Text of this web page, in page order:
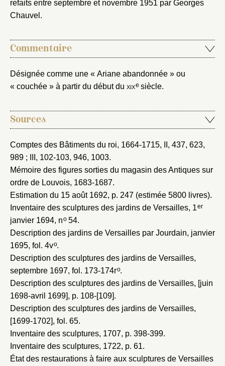
refaits entre septembre et novembre 1951 par Georges
Chauvel.
Commentaire
Désignée comme une « Ariane abandonnée » ou
« couchée » à partir du début du xixe siècle.
Sources
Comptes des Bâtiments du roi, 1664-1715, II, 437, 623,
989 ; III, 102-103, 946, 1003.
Mémoire des figures sorties du magasin des Antiques sur
ordre de Louvois, 1683-1687.
Estimation du 15 août 1692, p. 247 (estimée 5800 livres).
Inventaire des sculptures des jardins de Versailles, 1er
janvier 1694, no54.
Description des jardins de Versailles par Jourdain, janvier
1695, fol. 4vo.
Description des sculptures des jardins de Versailles,
septembre 1697, fol. 173-174ro.
Description des sculptures des jardins de Versailles, [juin
1698-avril 1699], p. 108-[109].
Description des sculptures des jardins de Versailles,
[1699-1702], fol. 65.
Inventaire des sculptures, 1707, p. 398-399.
Inventaire des sculptures, 1722, p. 61.
État des restaurations à faire aux sculptures de Versailles
Valider
Nouveau dossier
Créer et ajouter
Mot de passe
Envoyer
Vous n'êtes pas encore inscrit ?Créer un compte
Vous avez oublié votre mot de passe ?